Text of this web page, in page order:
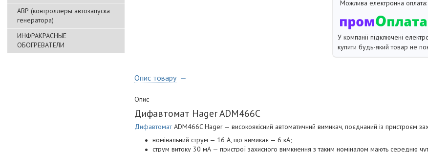
АВР (контроллеры автозапуска
генератора)
ИНФРАКРАСНЫЕ
ОБОГРЕВАТЕЛИ
У компанії підключені
купити будь-який товар не
Опис товару
Опис
Дифавтомат Hager ADM466C
ДифавтоматADM466C Hager — високоякісний автоматичний вимикач, поєднаний із пристроєм
номінальний струм — 16 А, що вимикає — 6 кА;
струм витоку 30 мА — пристрої захисного вимкнення з таким номіналом мають середню